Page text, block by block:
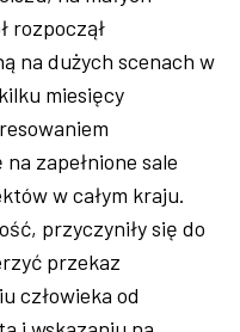
rozpoczął
na dużych scenach w
miesięcy
zapełnione sale
w całym kraju.
przyczyniły się do
przekaz
człowieka od